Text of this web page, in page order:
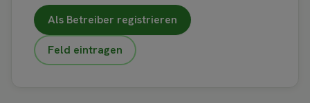
Als Betreiber registrieren
Feld eintragen